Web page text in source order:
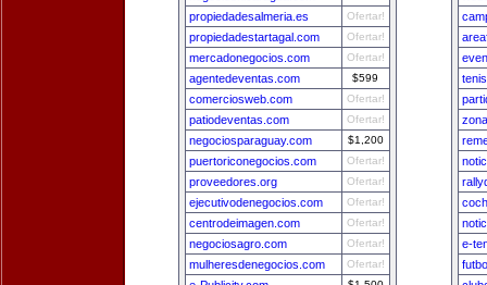
propiedadesalmeria.es Ofertar!
propiedadestartagal.com Ofertar!
mercadonegocios.com Ofertar!
agentedeventas.com $599
comerciosweb.com Ofertar!
patiodeventas.com Ofertar!
negociosparaguay.com $1,200
puertoriconegocios.com Ofertar!
proveedores.org Ofertar!
ejecutivodenegocios.com Ofertar!
centrodeimagen.com Ofertar!
negociosagro.com Ofertar!
mulheresdenegocios.com Ofertar!
e-